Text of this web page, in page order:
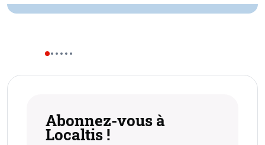
Abonnez-vous à
Localtis !